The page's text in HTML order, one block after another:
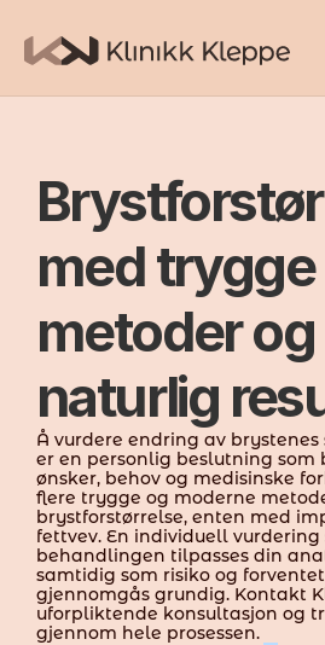
Priser
Om oss
Kontakt
med trygge
metoder og
naturlig
Å vurdere endring av
er en personlig beslutning som
ønsker, behov og medisinske
flere trygge og moderne
brystforstørrelse, enten med
fettvev. En individuell vurdering
behandlingen tilpasses din
samtidig som risiko og
gjennomgås grundig. Kontakt
uforpliktende konsultasjon og
gjennom hele prosessen.